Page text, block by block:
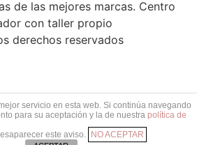
de las mejores marcas. Centro
con taller propio
derechos reservados
servicio en esta web. Si continúa navegando
para su aceptación y la de nuestra política de
este aviso.
NO ACEPTAR